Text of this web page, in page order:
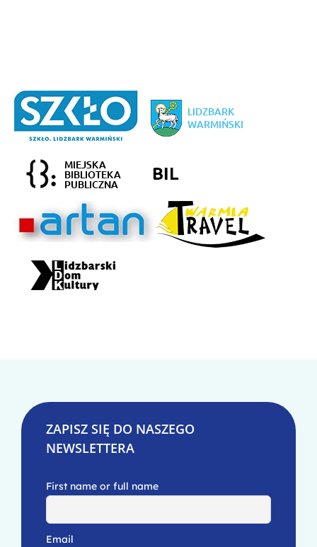
ZAPISZ SIĘ DO NASZEGO
NEWSLETTERA
First name or full name
Email